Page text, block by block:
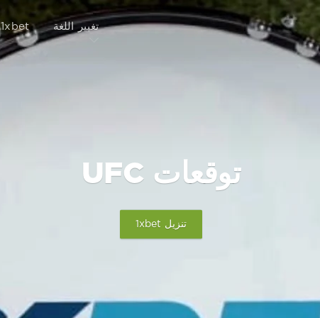
1xbet تغيير اللغة
توقعات UFC
تنزيل 1xbet